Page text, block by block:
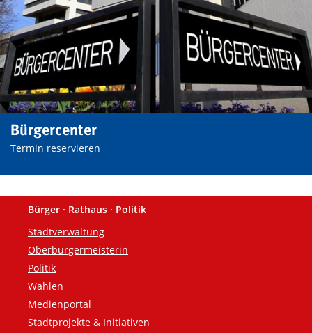
Bürgercenter
Termin reservieren
Fußzeile
Bürger · Rathaus · Politik
Stadtverwaltung
Oberbürgermeisterin
Politik
Wahlen
Medienportal
Stadtprojekte & Initiativen